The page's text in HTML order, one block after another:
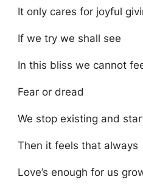
It only cares for joyful
If we try we shall see
In this bliss we cannot
Fear or dread
We stop existing and
Then it feels that always
Love’s enough for us